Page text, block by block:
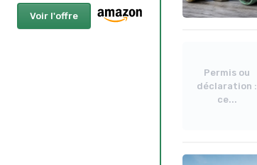
Voir l'offre
Permis ou
déclaration :
ce...